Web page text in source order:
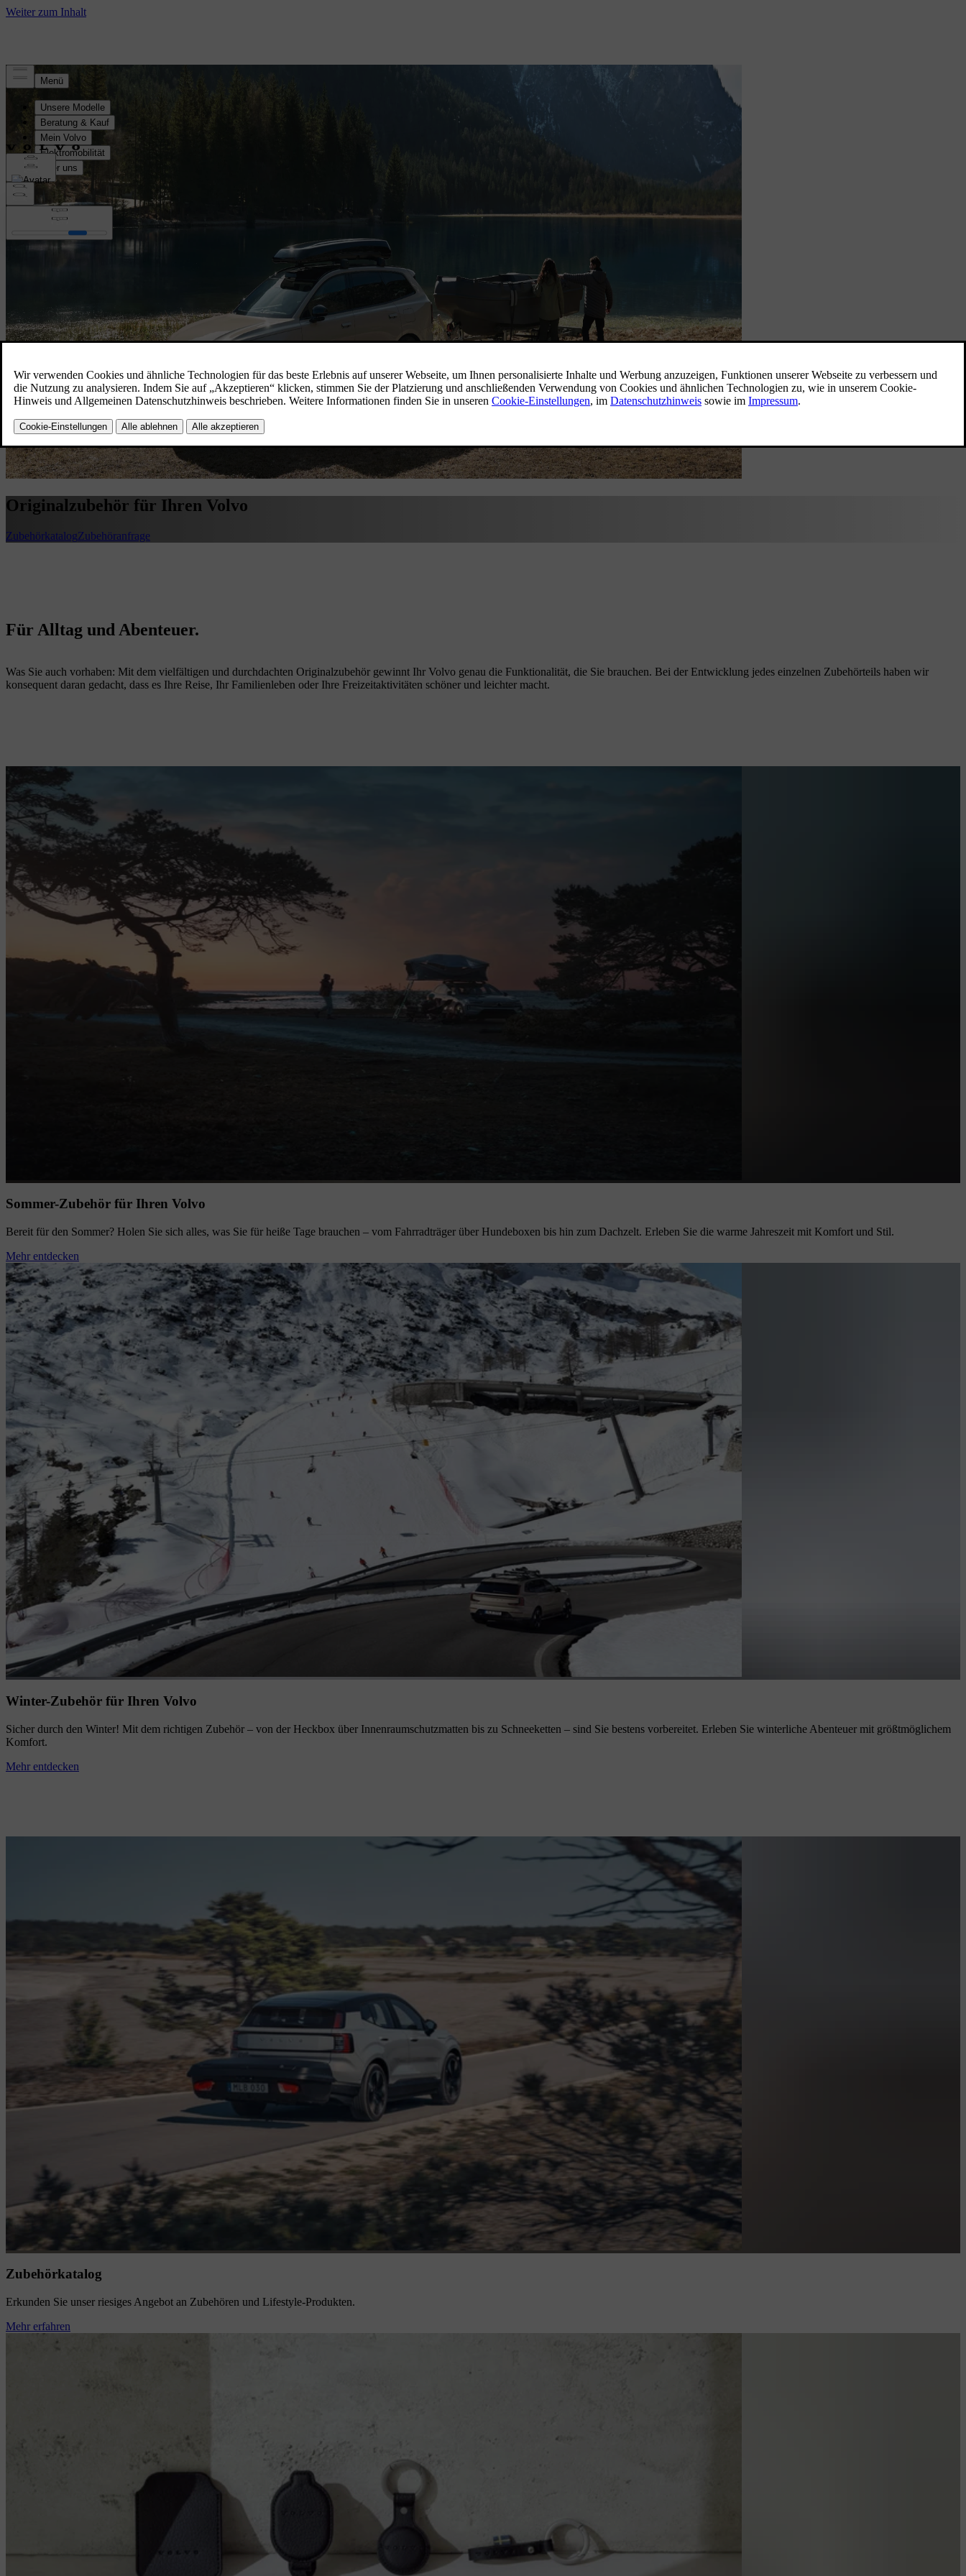
Originalzubehör für Ihren Volvo
ZubehörkatalogZubehöranfrage
Für Alltag und Abenteuer.
Was Sie auch vorhaben: Mit dem vielfältigen und durchdachten Originalzubehör gewinnt Ihr Volvo genau die Funktionalität, die Sie brauchen. Bei der Entwicklung jedes einzelnen Zubehörteils haben wir
konsequent daran gedacht, dass es Ihre Reise, Ihr Familienleben oder Ihre Freizeitaktivitäten schöner und leichter macht.
Sommer-Zubehör für Ihren Volvo
Bereit für den Sommer? Holen Sie sich alles, was Sie für heiße Tage brauchen – vom Fahrradträger über Hundeboxen bis hin zum Dachzelt. Erleben Sie die warme Jahreszeit mit Komfort und Stil.
Mehr entdecken
Winter-Zubehör für Ihren Volvo
Sicher durch den Winter! Mit dem richtigen Zubehör – von der Heckbox über Innenraumschutzmatten bis zu Schneeketten – sind Sie bestens vorbereitet. Erleben Sie winterliche Abenteuer mit größtmöglichem
Komfort.
Mehr entdecken
Zubehörkatalog
Erkunden Sie unser riesiges Angebot an Zubehören und Lifestyle-Produkten.
Mehr erfahren